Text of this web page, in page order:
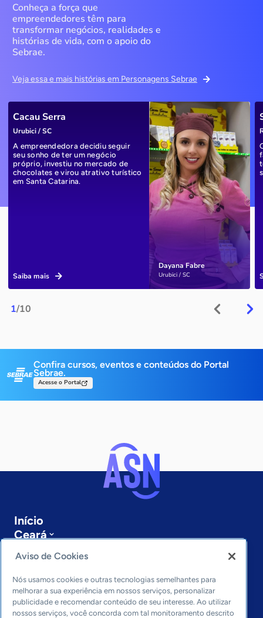
Conheça a força que
empreendedores têm para
transformar negócios, realidades e
histórias de vida, com o apoio do
Sebrae.
Veja essa e mais histórias em Personagens Sebrae
1/10
Dayana Fabre
Urubici / SC
Cacau Serra
Urubici / SC
A empreendedora decidiu seguir
seu sonho de ter um negócio
próprio, investiu no mercado de
chocolates e virou atrativo turístico
em Santa Catarina.
Saiba mais
Confira cursos, eventos e conteúdos do Portal
Sebrae.
Acesse o Portal
Início
Ceará
Últimas notícias
Entre em contato
Editorias
Economia & Política
Aviso de Cookies
Nós usamos cookies e outras tecnologias semelhantes para
melhorar a sua experiência em nossos serviços, personalizar
publicidade e recomendar conteúdo de seu interesse. Ao utilizar
nossos serviços, você concorda com tal monitoramento descrito